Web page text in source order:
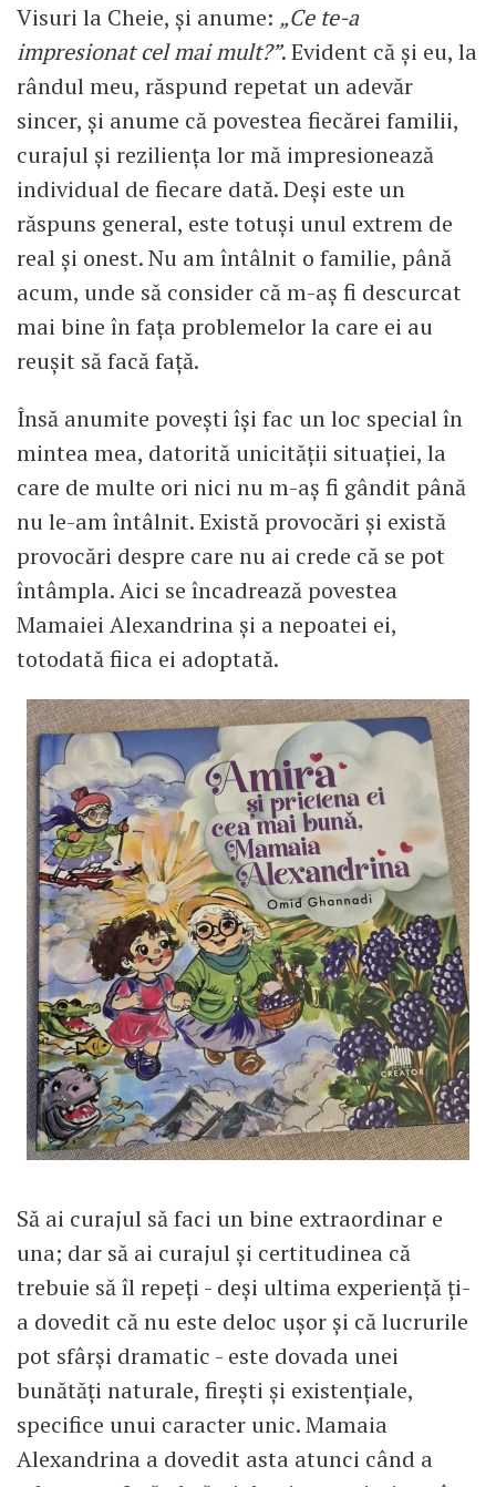
Visuri la Cheie, și anume: „Ce te-a
impresionat cel mai mult?”. Evident că și eu, la
rândul meu, răspund repetat un adevăr
sincer, și anume că povestea fiecărei familii,
curajul și reziliența lor mă impresionează
individual de fiecare dată. Deși este un
răspuns general, este totuși unul extrem de
real și onest. Nu am întâlnit o familie, până
acum, unde să consider că m-aș fi descurcat
mai bine în fața problemelor la care ei au
reușit să facă față.
Însă anumite povești își fac un loc special în
mintea mea, datorită unicității situației, la
care de multe ori nici nu m-aș fi gândit până
nu le-am întâlnit. Există provocări și există
provocări despre care nu ai crede că se pot
întâmpla. Aici se încadrează povestea
Mamaiei Alexandrina și a nepoatei ei,
totodată fiica ei adoptată.
Să ai curajul să faci un bine extraordinar e
una; dar să ai curajul și certitudinea că
trebuie să îl repeți - deși ultima experiență ți-
a dovedit că nu este deloc ușor și că lucrurile
pot sfârși dramatic - este dovada unei
bunătăți naturale, firești și existențiale,
specifice unui caracter unic. Mamaia
Alexandrina a dovedit asta atunci când a